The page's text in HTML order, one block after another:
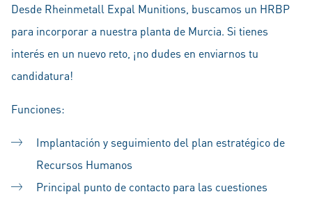
Desde Rheinmetall Expal Munitions, buscamos un HRBP
para incorporar a nuestra planta de Murcia. Si tienes
interés en un nuevo reto, ¡no dudes en enviarnos tu
candidatura!
Funciones:
Implantación y seguimiento del plan estratégico de
Recursos Humanos
Principal punto de contacto para las cuestiones